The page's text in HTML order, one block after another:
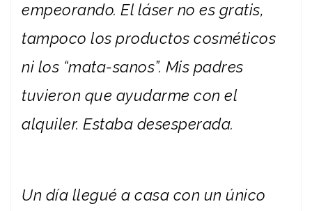
empeorando. El láser no es gratis,
tampoco los productos cosméticos
ni los “mata-sanos”. Mis padres
tuvieron que ayudarme con el
alquiler. Estaba desesperada.
Un día llegué a casa con un único